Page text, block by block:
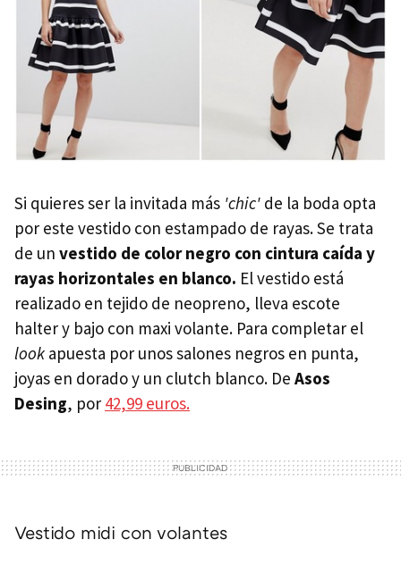
Si quieres ser la invitada más 'chic' de la boda opta
por este vestido con estampado de rayas. Se trata
de un vestido de color negro con cintura caída y
rayas horizontales en blanco. El vestido está
realizado en tejido de neopreno, lleva escote
halter y bajo con maxi volante. Para completar el
look apuesta por unos salones negros en punta,
joyas en dorado y un clutch blanco. De Asos
Desing, por 42,99 euros.
Vestido midi con volantes